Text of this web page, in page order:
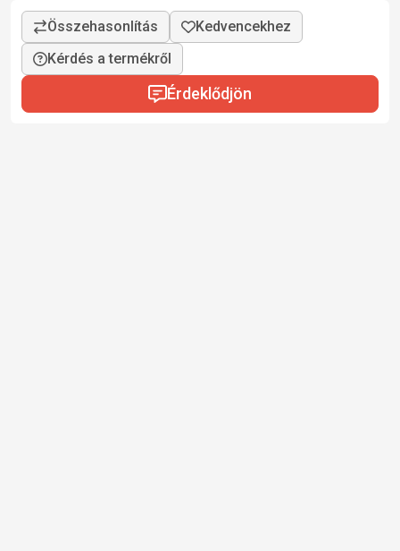
Kérdés a termékről
Érdeklődjön